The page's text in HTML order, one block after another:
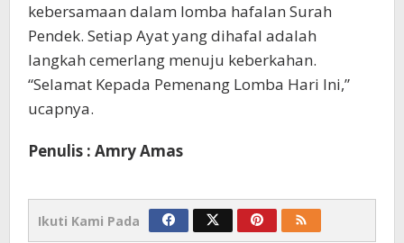
kebersamaan dalam lomba hafalan Surah
Pendek. Setiap Ayat yang dihafal adalah
langkah cemerlang menuju keberkahan.
“Selamat Kepada Pemenang Lomba Hari Ini,”
ucapnya.
Penulis : Amry Amas
Ikuti Kami Pada